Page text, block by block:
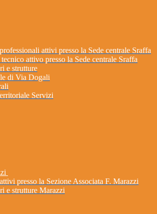
attivi presso la Sede centrale Sraffa
attivo presso la Sede centrale Sraffa
e strutture
di Via Dogali
Servizi
presso la Sezione Associata F. Marazzi
e strutture Marazzi